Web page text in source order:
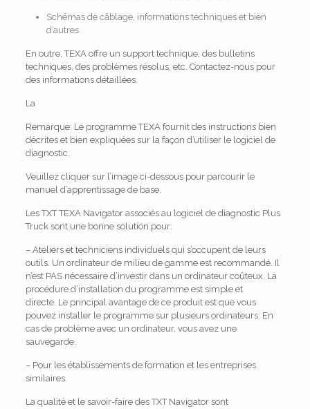
Schémas de câblage, informations techniques et bien
d’autres
En outre, TEXA offre un support technique, des bulletins
techniques, des problèmes résolus, etc. Contactez-nous pour
des informations détaillées.
La
Remarque: Le programme TEXA fournit des instructions bien
décrites et bien expliquées sur la façon d’utiliser le logiciel de
diagnostic.
Veuillez cliquer sur l’image ci-dessous pour parcourir le
manuel d’apprentissage de base.
Les TXT TEXA Navigator associés au logiciel de diagnostic Plus
Truck sont une bonne solution pour:
– Ateliers et techniciens individuels qui s’occupent de leurs
outils. Un ordinateur de milieu de gamme est recommandé. Il
n’est PAS nécessaire d’investir dans un ordinateur coûteux. La
procédure d’installation du programme est simple et
directe. Le principal avantage de ce produit est que vous
pouvez installer le programme sur plusieurs ordinateurs. En
cas de problème avec un ordinateur, vous avez une
sauvegarde.
– Pour les établissements de formation et les entreprises
similaires.
La qualité et le savoir-faire des TXT Navigator sont